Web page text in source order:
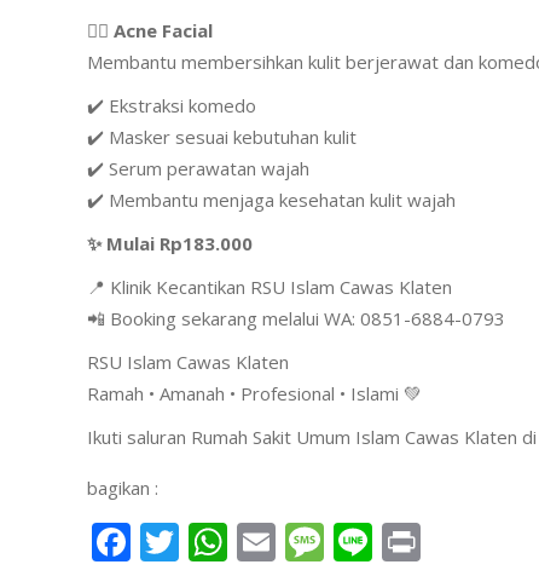
💆‍♀️ Acne Facial
Membantu membersihkan kulit berjerawat dan
✔️ Ekstraksi komedo
✔️ Masker sesuai kebutuhan kulit
✔️ Serum perawatan wajah
✔️ Membantu menjaga kesehatan kulit wajah
✨ Mulai Rp183.000
📍 Klinik Kecantikan RSU Islam Cawas Klaten
📲 Booking sekarang melalui WA: 0851-6884-0793
RSU Islam Cawas Klaten
Ramah • Amanah • Profesional • Islami 💚
Ikuti saluran Rumah Sakit Umum Islam Cawas
bagikan :
Facebook
Twitter
WhatsApp
EmailMessage
Line